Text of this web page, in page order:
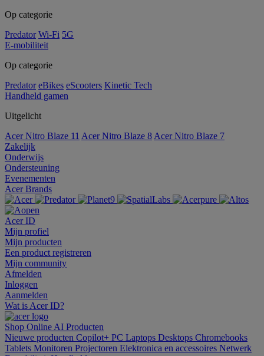
Op categorie
Predator Wi-Fi 5G
E-mobiliteit
Op categorie
Predator eBikes eScooters Kinetic Tech
Handheld gamen
Uitgelicht
Acer Nitro Blaze 11 Acer Nitro Blaze 8 Acer Nitro Blaze 7
Zakelijk
Onderwijs
Ondersteuning
Evenementen
Acer Brands
Acer ID
Mijn profiel
Mijn producten
Een product registreren
Mijn community
Afmelden
Inloggen
Aanmelden
Wat is Acer ID?
Shop Online AI Producten
Nieuwe producten Copilot+ PC Laptops Desktops Chromebooks
Tablets Monitoren Projectoren Elektronica en accessoires Netwerk